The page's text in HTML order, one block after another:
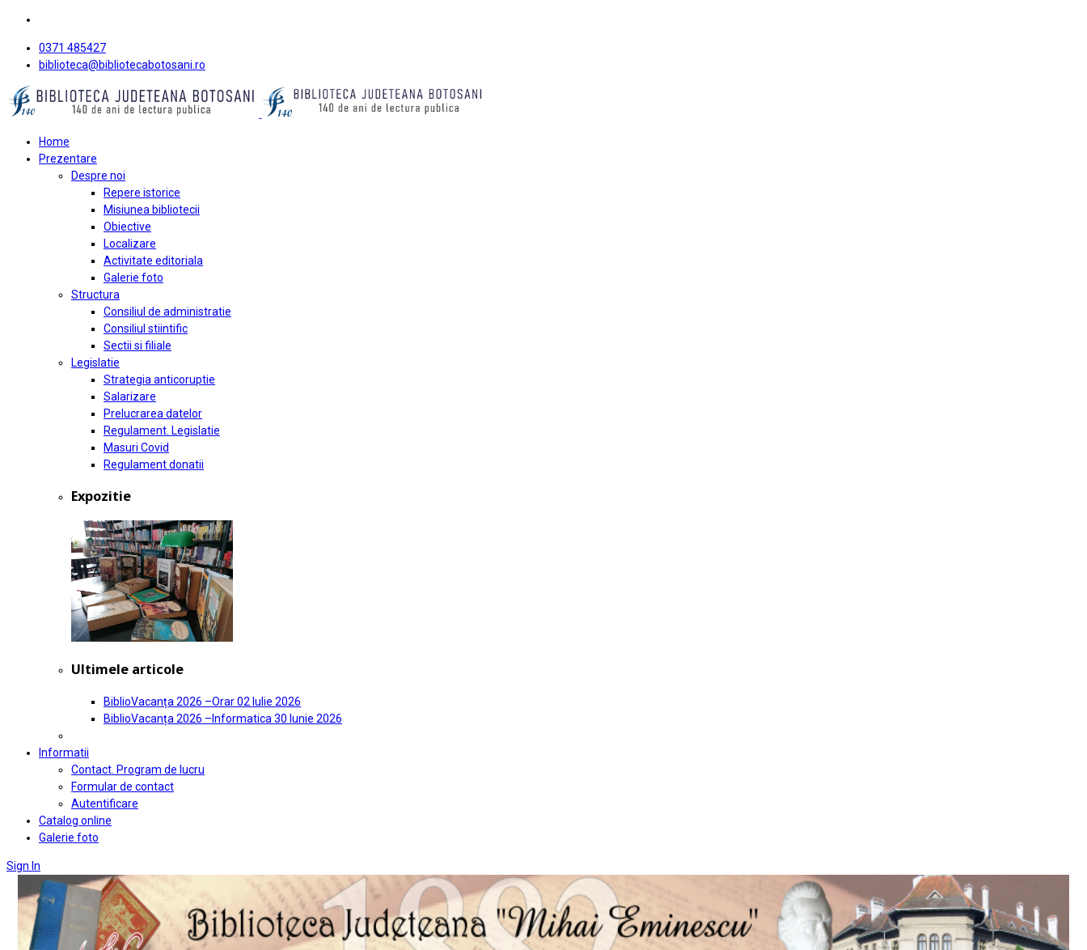
0371 485427
biblioteca@bibliotecabotosani.ro
Home
Prezentare
Despre noi
Repere istorice
Misiunea bibliotecii
Obiective
Localizare
Activitate editoriala
Galerie foto
Structura
Consiliul de administratie
Consiliul stiintific
Sectii si filiale
Legislatie
Strategia anticoruptie
Salarizare
Prelucrarea datelor
Regulament. Legislatie
Masuri Covid
Regulament donatii
Expozitie
Ultimele articole
BiblioVacanța 2026 –Orar02 Iulie 2026
BiblioVacanța 2026 –Informatica 30 Iunie 2026
Informatii
Contact. Program de lucru
Formular de contact
Autentificare
Catalog online
Galerie foto
Sign In